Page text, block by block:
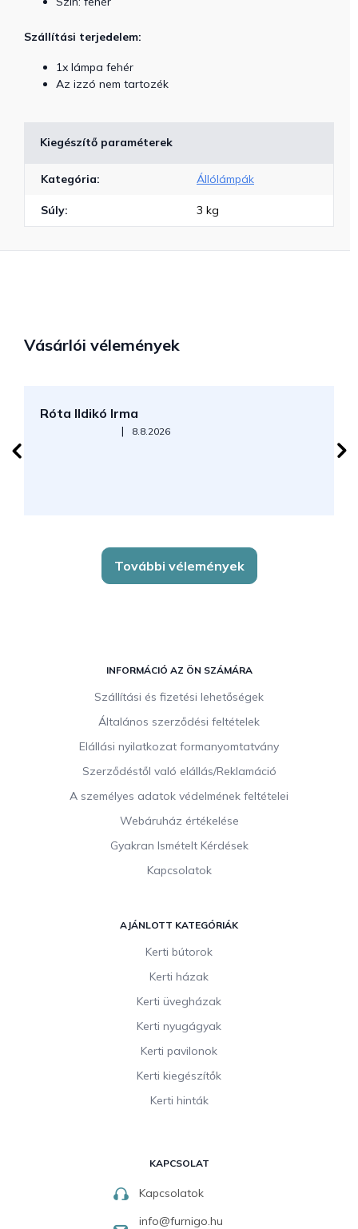
Szállítási terjedelem:
1x lámpa fehér
Az izzó nem tartozék
Kiegészítő paraméterek
Kategória: Állólámpák
Súly: 3 kg
Vásárlói vélemények
Róta Ildikó Irma
Az áruház értékelése 5-ből 5 csillag.
| 8.8.2026
További vélemények
INFORMÁCIÓ AZ ÖN SZÁMÁRA
Szállítási és fizetési lehetőségek
Általános szerződési feltételek
Elállási nyilatkozat formanyomtatvány
Szerződéstől való elállás/Reklamáció
A személyes adatok védelmének feltételei
Webáruház értékelése
Gyakran Ismételt Kérdések
Kapcsolatok
AJÁNLOTT KATEGÓRIÁK
Kerti bútorok
Kerti házak
Kerti üvegházak
Kerti nyugágyak
Kerti pavilonok
Kerti kiegészítők
Kerti hinták
KAPCSOLAT
Kapcsolatok
info@furnigo.hu